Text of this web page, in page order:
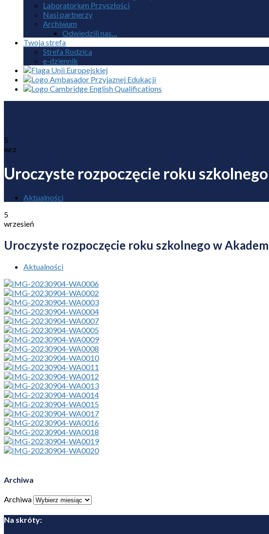
Laboratorium Przyszłości
Nasi partnerzy
Archiwum
Odwiedzili nas…
Twoja strefa
Strefa Rodzica
e-dziennik
5
wrz
Uroczyste rozpoczęcie roku
Aktualności
5
wrzesień
Uroczyste rozpoczęcie roku szkolnego w
Aktualności
Archiwa
Archiwa
Na skróty: